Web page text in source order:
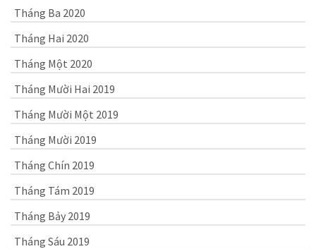
Tháng Ba 2020
Tháng Hai 2020
Tháng Một 2020
Tháng Mười Hai 2019
Tháng Mười Một 2019
Tháng Mười 2019
Tháng Chín 2019
Tháng Tám 2019
Tháng Bảy 2019
Tháng Sáu 2019